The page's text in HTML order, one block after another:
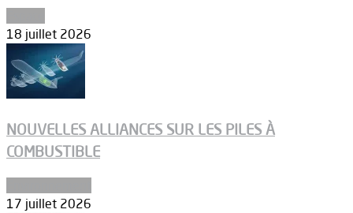
18 juillet 2026
NOUVELLES ALLIANCES SUR LES PILES À
COMBUSTIBLE
17 juillet 2026